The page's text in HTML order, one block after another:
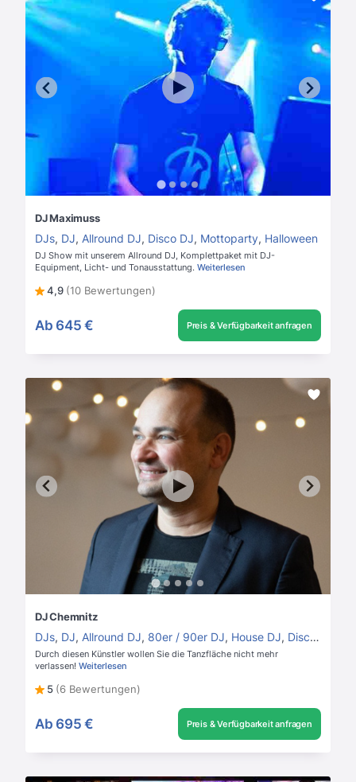
DJ Maximuss
DJs, DJ, Allround DJ, Disco DJ, Mottoparty, Halloween
DJ Show mit unserem Allround DJ, Komplettpaket mit DJ-
Equipment, Licht- und Tonausstattung. Weiterlesen
4,9 (10 Bewertungen)
Ab 645 € Preis & Verfügbarkeit anfragen
DJ Chemnitz
DJs, DJ, Allround DJ, 80er / 90er DJ, House DJ, Disco DJ
Durch diesen Künstler wollen Sie die Tanzfläche nicht mehr
verlassen! Weiterlesen
5 (6 Bewertungen)
Ab 695 € Preis & Verfügbarkeit anfragen